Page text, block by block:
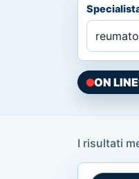
ON LINE
I risultati